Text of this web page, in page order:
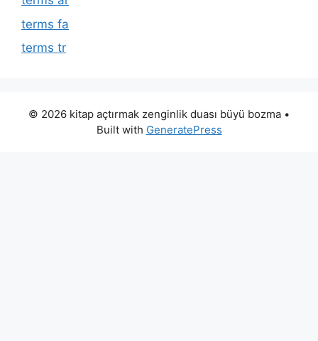
terms fa
terms tr
© 2026 kitap açtırmak zenginlik duası büyü bozma •
Built with GeneratePress